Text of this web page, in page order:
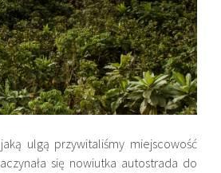
ulgą przywitaliśmy miejscowość
się nowiutka autostrada do